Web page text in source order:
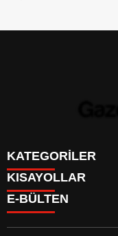
KATEGORİLER
GÜNDEM
DÜNYA
SİYASET
KISAYOLLAR
BURÇLAR
E-BÜLTEN